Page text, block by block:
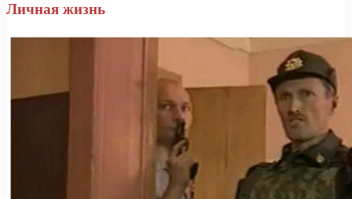
Личная жизнь